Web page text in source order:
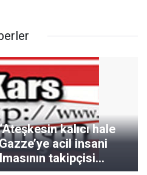
kalıcı hale
acil insani
takipçisi